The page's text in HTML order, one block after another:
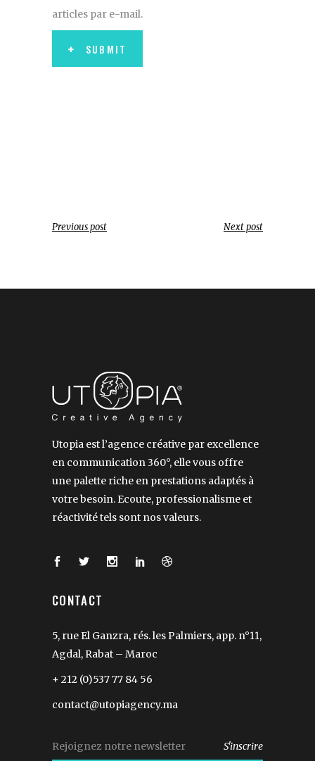
articles par e-mail.
SUBMIT
Previous post Next post
Utopia est l’agence créative par excellence
en communication 360°, elle vous offre
une palette riche en prestations adaptés à
votre besoin. Ecoute, professionalisme et
réactivité tels sont nos valeurs.
CONTACT
5, rue El Ganzra, rés. les Palmiers, app. n°11,
Agdal, Rabat – Maroc
+ 212 (0)537 77 84 56
contact@utopiagency.ma